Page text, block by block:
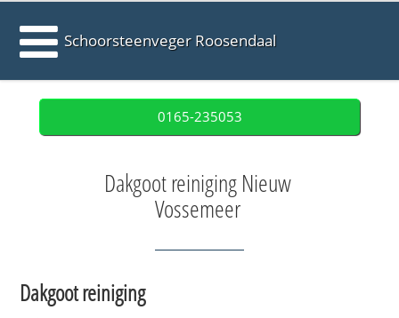
Schoorsteenveger Roosendaal
0165-235053
Dakgoot reiniging Nieuw
Vossemeer
Dakgoot reiniging